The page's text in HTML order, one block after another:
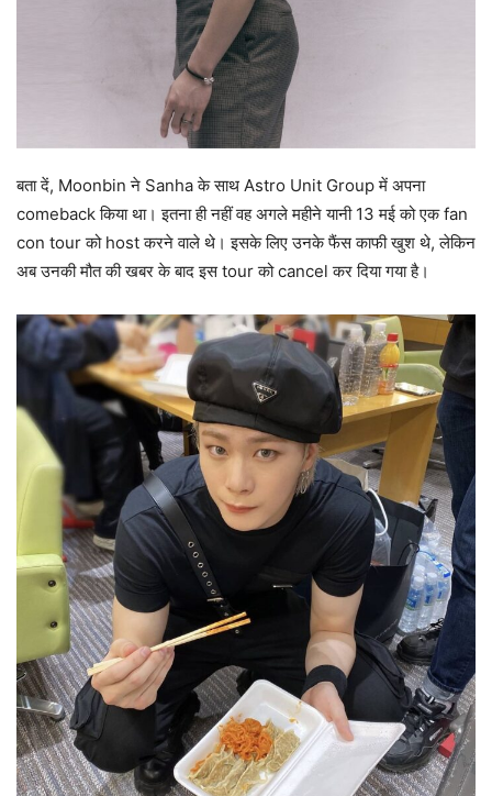
बता दें, Moonbin ने Sanha के साथ Astro Unit Group में अपना
comeback किया था। इतना ही नहीं वह अगले महीने यानी 13 मई को एक fan
con tour को host करने वाले थे। इसके लिए उनके फैंस काफी खुश थे, लेकिन
अब उनकी मौत की खबर के बाद इस tour को cancel कर दिया गया है।